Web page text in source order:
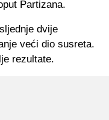
Partizana.
dvije
veći dio susreta.
rezultate.